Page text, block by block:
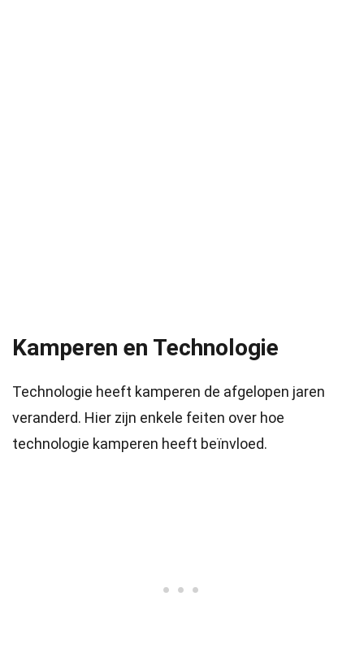
Kamperen en Technologie
Technologie heeft kamperen de afgelopen jaren
veranderd. Hier zijn enkele feiten over hoe
technologie kamperen heeft beïnvloed.